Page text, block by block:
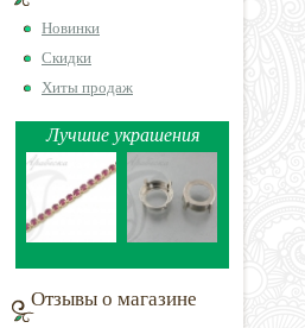
Новинки
Скидки
Хиты продаж
Лучшие украшения
Отзывы о магазине